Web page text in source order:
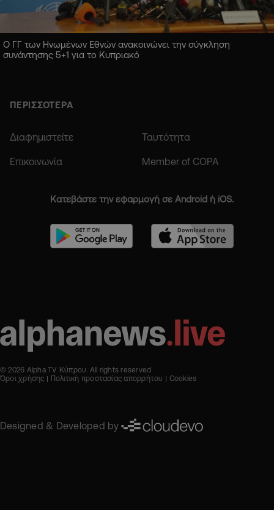
Ο ΓΓ των Ηνωμένων Εθνών ανακοινώνει την σύγκληση
συνάντησης 5+1 για το Κυπριακό
ΠΕΡΙΣΣΟΤΕΡΑ
Διαφημιστείτε Ταυτότητα
Επικοινωνία Member of COPA
Κατεβάστε την εφαρμογή σε Android ή iOS.
© 2026 Alpha TV Κύπρου. All rights reserved
Όροι χρήσης
Πολιτική προστασίας απορρήτου Cookies
Designed & Developed by